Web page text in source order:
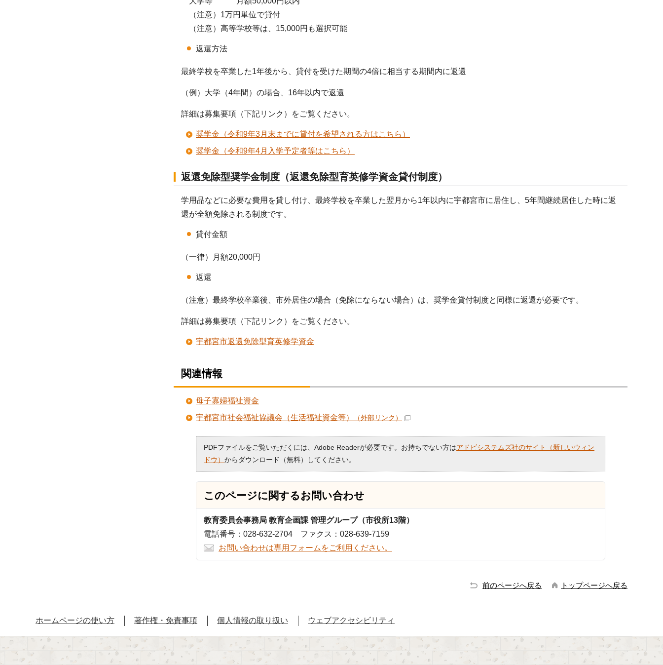
（注意）1万円単位で貸付
（注意）高等学校等は、15,000円も選択可能
返還方法
最終学校を卒業した1年後から、貸付を受けた期間の4倍に相当する期間内に返還
（例）大学（4年間）の場合、16年以内で返還
詳細は募集要項（下記リンク）をご覧ください。
奨学金（令和9年3月末までに貸付を希望される方はこちら）
奨学金（令和9年4月入学予定者等はこちら）
返還免除型奨学金制度（返還免除型育英修学資金貸付制度）
学用品などに必要な費用を貸し付け、最終学校を卒業した翌月から1年以内に宇都宮市に居住し、5年間継続居住した時に返
還が全額免除される制度です。
貸付金額
（一律）月額20,000円
返還
（注意）最終学校卒業後、市外居住の場合（免除にならない場合）は、奨学金貸付制度と同様に返還が必要です。
詳細は募集要項（下記リンク）をご覧ください。
宇都宮市返還免除型育英修学資金
関連情報
母子寡婦福祉資金
宇都宮市社会福祉協議会（生活福祉資金等）
（外部リンク）
PDFファイルをご覧いただくには、Adobe Readerが必要です。お持ちでない方はアドビシステムズ社のサイト（新しいウィン
ドウ） からダウンロード（無料）してください。
このページに関するお問い合わせ
教育委員会事務局 教育企画課 管理グループ（市役所13階）
電話番号：028-632-2704 ファクス：028-639-7159
お問い合わせは専用フォームをご利用ください。
前のページへ戻る トップページへ戻る
ホームページの使い方 著作権・免責事項 個人情報の取り扱い ウェブアクセシビリティ